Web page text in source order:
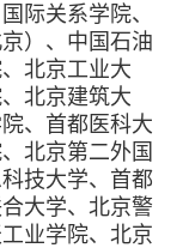
际关系学院、
）、中国石油
北京工业大
北京建筑大
、首都医科大
北京第二外国
技大学、首都
大学、北京警
业学院、北京